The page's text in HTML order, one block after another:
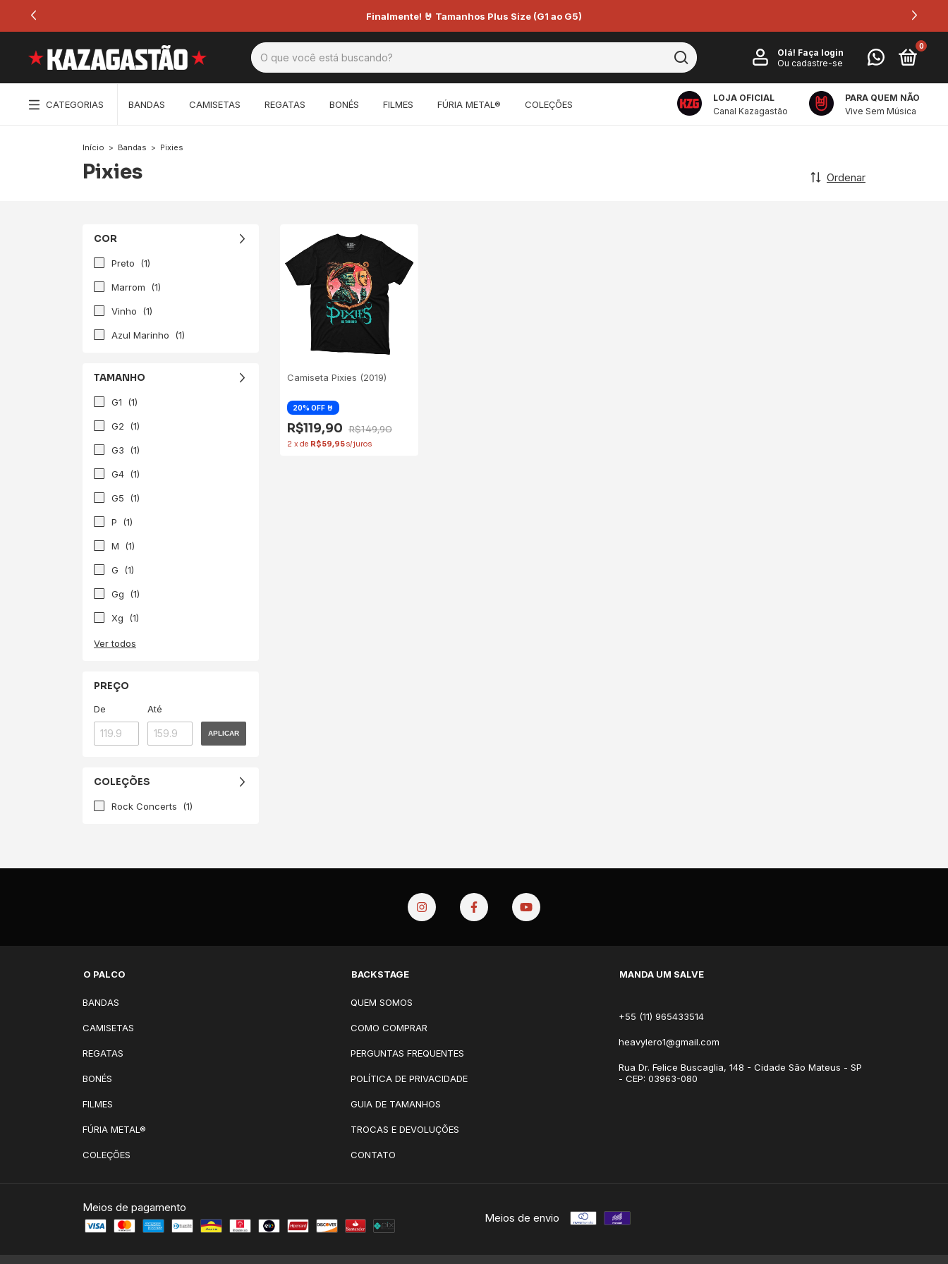
Finalmente! 🤘 Tamanhos Plus Size (G1 ao G5)
Olá! Faça login
Ou cadastre-se
0
CATEGORIAS BANDAS CAMISETAS REGATAS BONÉS FILMES FÚRIA METAL® COLEÇÕES
LOJA OFICIAL
Canal Kazagastão
PARA QUEM NÃO
Vive Sem Música
Início > Bandas > Pixies
Pixies Ordenar
COR
Preto (1)
Marrom (1)
Vinho (1)
Azul Marinho (1)
TAMANHO
G1 (1)
G2 (1)
G3 (1)
G4 (1)
G5 (1)
P (1)
M (1)
G (1)
Gg (1)
Xg (1)
Ver todos
PREÇO
De Até
APLICAR
COLEÇÕES
Rock Concerts (1)
Camiseta Pixies (2019)
R$119,90 R$149,90
2 x de R$59,95
O PALCO
BANDAS
CAMISETAS
REGATAS
BONÉS
FILMES
FÚRIA METAL®
COLEÇÕES
BACKSTAGE
QUEM SOMOS
COMO COMPRAR
PERGUNTAS FREQUENTES
POLÍTICA DE PRIVACIDADE
GUIA DE TAMANHOS
TROCAS E DEVOLUÇÕES
CONTATO
MANDA UM SALVE
+55 (11) 965433514
heavylero1@gmail.com
Rua Dr. Felice Buscaglia, 148 - Cidade São Mateus - SP
- CEP: 03963-080
Meios de pagamento
Meios de envio